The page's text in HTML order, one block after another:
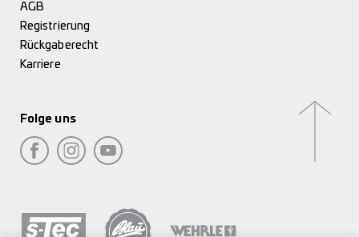
AGB
Registrierung
Rückgaberecht
Karriere
Folge uns